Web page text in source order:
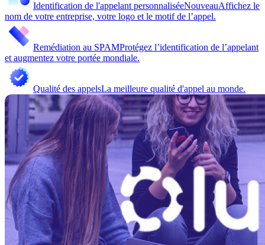
Identification de l'appelant personnaliséeNouveauAffichez le
nom de votre entreprise, votre logo et le motif de l’appel.
Remédiation au SPAMProtégez l’identification de l’appelant
et augmentez votre portée mondiale.
Qualité des appelsLa meilleure qualité d'appel au monde.